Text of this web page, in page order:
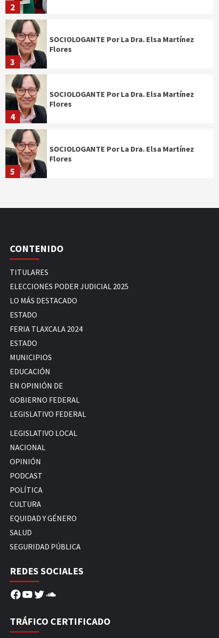
2
3
SOCIOLOGANTE Por La Dra. Elsa Martínez
Flores
4
SOCIOLOGANTE Por La Dra. Elsa Martínez
Flores
5
SOCIOLOGANTE Por La Dra. Elsa Martínez
Flores
CONTENIDO
TITULARES
ELECCIONES PODER JUDICIAL 2025
LO MÁS DESTACADO
ESTADO
FERIA TLAXCALA 2024
ESTADO
MUNICIPIOS
EDUCACIÓN
EN OPINIÓN DE
GOBIERNO FEDERAL
LEGISLATIVO FEDERAL
LEGISLATIVO LOCAL
NACIONAL
OPINIÓN
PODCAST
POLÍTICA
CULTURA
EQUIDAD Y GÉNERO
SALUD
SEGURIDAD PÚBLICA
REDES SOCIALES
Facebook
YouTube
Twitter
SoundCloud
TRÁFICO CERTIFICADO